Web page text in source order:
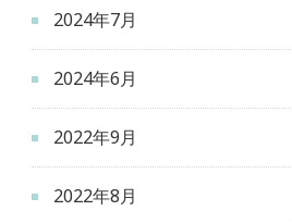
2024年7月
2024年6月
2022年9月
2022年8月